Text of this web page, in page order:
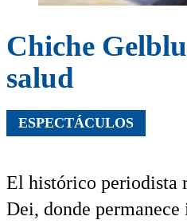
Chiche
salud
ESPECTÁCULOS
El histórico periodista
Dei, donde